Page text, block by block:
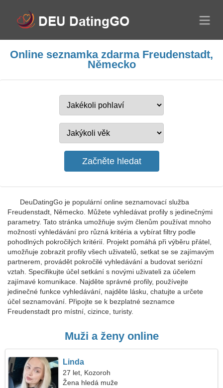
Online seznamka zdarma Freudenstadt,
Německo
DeuDatingGo je populární online seznamovací služba
Freudenstadt, Německo. Můžete vyhledávat profily s jedinečnými
parametry. Tato stránka umožňuje svým členům používat mnoho
možností vyhledávání pro různá kritéria a vybírat filtry podle
pohodlných pokročilých kritérií. Projekt pomáhá při výběru přátel,
umožňuje zobrazit profily všech uživatelů, setkat se se zajímavým
partnerem, provádět pokročilé vyhledávání a budovat seriózní
vztah. Specifikujte účel setkání s novými uživateli za účelem
zajímavé komunikace. Najděte správné profily, používejte
jedinečné funkce vyhledávání, najděte lásku, chatujte a určete
účel seznamování. Připojte se k bezplatné seznamce
Freudenstadt pro místní, cizince, turisty.
Muži a ženy online
Linda
27 let, Kozoroh
Žena hledá muže